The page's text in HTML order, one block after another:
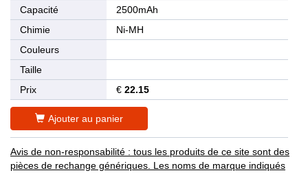
Capacité
2500mAh
Chimie
Ni-MH
Couleurs
Taille
Prix
€ 22.15
Ajouter au panier
Avis de non-responsabilité : tous les produits de ce site sont des
pièces de rechange génériques. Les noms de marque indiqués